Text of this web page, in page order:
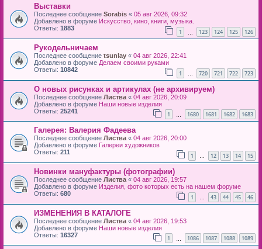
Выставки
Последнее сообщение Sorabis « 05 авг 2026, 09:32
Добавлено в форуме Искусство, кино, книги, музыка.
Ответы: 1883 1 123 124 125 126
Рукодельничаем
Последнее сообщение tsunlay « 04 авг 2026, 22:41
Добавлено в форуме Делаем своими руками
Ответы: 10842 1 … 720 721 722 723
О новых рисунках и артикулах (не архивируем)
Последнее сообщение Листва « 04 авг 2026, 20:09
Добавлено в форуме Наши новые изделия
Ответы: 25241 1 1680 1681 1682 1683
Галерея: Валерия Фадеева
Последнее сообщение Листва « 04 авг 2026, 20:00
Добавлено в форуме Галереи художников
Ответы: 211 1 … 12 13 14 15
Новинки мануфактуры (фотографии)
Последнее сообщение Листва « 04 авг 2026, 19:57
Добавлено в форуме Изделия, фото которых есть на нашем форуме
Ответы: 680 1 … 43 44 45 46
ИЗМЕНЕНИЯ В КАТАЛОГЕ
Последнее сообщение Листва « 04 авг 2026, 19:53
Добавлено в форуме Наши новые изделия
Ответы: 16327 1 1086 1087 1088 1089